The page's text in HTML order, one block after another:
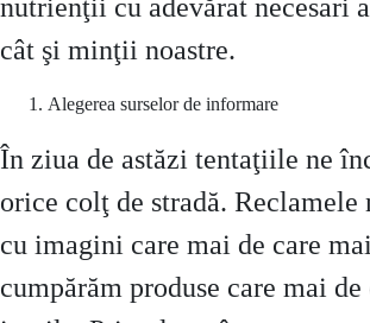
nutrienţii cu adevărat necesari
cât şi minţii noastre.
Alegerea surselor de informare
În ziua de astăzi tentaţiile ne
orice colţ de stradă. Reclamele
cu imagini care mai de care
cumpărăm produse care mai de